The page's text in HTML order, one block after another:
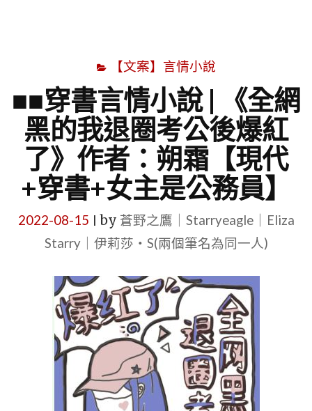
【文案】言情小說
■■穿書言情小說 | 《全網
黑的我退圈考公後爆紅
了》作者：朔霜【現代
+穿書+女主是公務員】
2022-08-15 by 蒼野之鷹｜Starryeagle｜Eliza
Starry｜伊莉莎・S(兩個筆名為同一人)